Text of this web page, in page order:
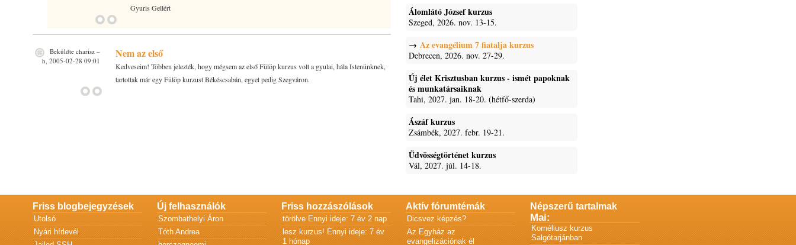
Gyuris Gellért
Nem az első
Kedveseim! Többen jelezték, hogy mégsem az első Fülöp kurzus volt a gyulai, hála Istenünknek,
tartottak már egy Fülöp kurzust Békéscsabán, egyet pedig Szegváron.
Beküldte charisz –
h, 2005-02-28 09:01
Álomlátó József kurzus
Szeged, 2026. nov. 13-15.
Az evangélium 7 fiatalja kurzus
Debrecen, 2026. nov. 27-29.
Új élet Krisztusban kurzus - ismét papoknak
és munkatársaiknak
Tahi, 2027. jan. 18-20. (hétfő-szerda)
Ászáf kurzus
Zsámbék, 2027. febr. 19-21.
Üdvösségtörténet kurzus
Vál, 2027. júl. 14-18.
Friss blogbejegyzések
Utolsó
Nyári hírlevél
Új felhasználók
Szombathelyi Áron
Tóth Andrea
Friss hozzászólások
törölve Ennyi ideje: 7 év 2 nap
lesz kurzus! Ennyi ideje: 7 év
1 hónap
Aktív fórumtémák
Dicsvez képzés?
Az Egyház az
evangelizációnak él
Népszerű tartalmak
Mai:
Kornéliusz kurzus
Salgótarjánban